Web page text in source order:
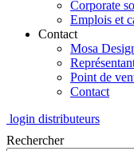
Corporate
Emplois et
Contact
Mosa
Point de
Contact
login distributeurs
Rechercher